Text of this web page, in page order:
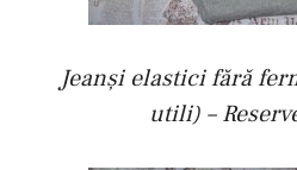
Jeanşi elastici fără
utili) –